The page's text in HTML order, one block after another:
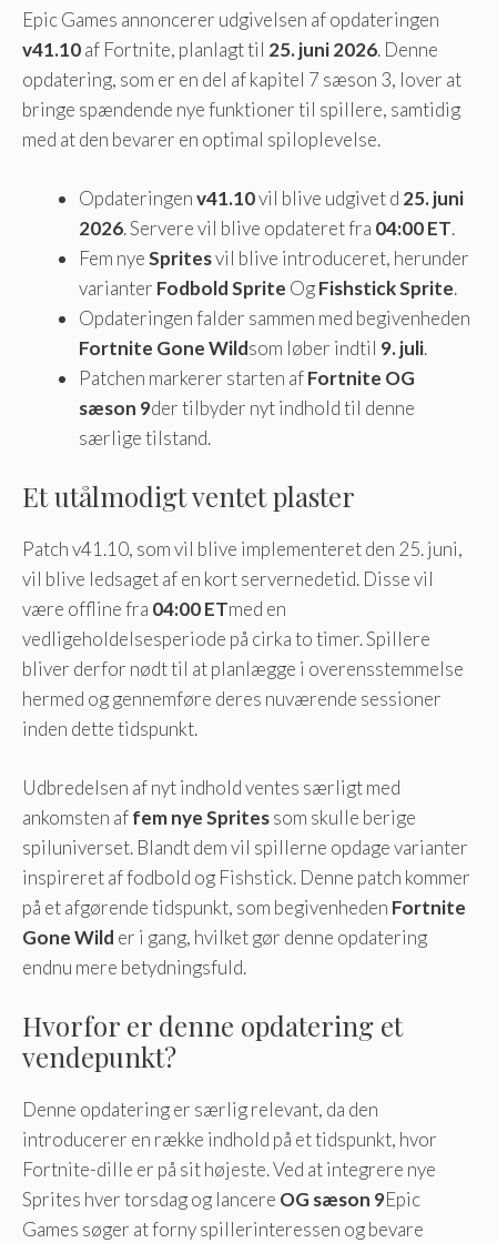
Epic Games annoncerer udgivelsen af ​​opdateringen
v41.10af Fortnite, planlagt til 25. juni 2026. Denne
opdatering, som er en del af kapitel 7 sæson 3, lover at
bringe spændende nye funktioner til spillere, samtidig
med at den bevarer en optimal spiloplevelse.
Opdateringenv41.10vil blive udgivet d 25. juni
2026. Servere vil blive opdateret fra 04:00 ET.
Fem nyeSpritesvil blive introduceret, herunder
varianter Fodbold Sprite OgFishstick Sprite.
Opdateringen falder sammen med begivenheden
Fortnite Gone Wildsom løber indtil 9. juli.
Patchen markerer starten afFortnite OG
sæson 9der tilbyder nyt indhold til denne
særlige tilstand.
Et utålmodigt ventet plaster
Patch v41.10, som vil blive implementeret den 25. juni,
vil blive ledsaget af en kort servernedetid. Disse vil
være offline fra 04:00 ETmed en
vedligeholdelsesperiode på cirka to timer. Spillere
bliver derfor nødt til at planlægge i overensstemmelse
hermed og gennemføre deres nuværende sessioner
inden dette tidspunkt.
Udbredelsen af ​​nyt indhold ventes særligt med
ankomsten affem nye Spritessom skulle berige
spiluniverset. Blandt dem vil spillerne opdage varianter
inspireret af fodbold og Fishstick. Denne patch kommer
på et afgørende tidspunkt, som begivenheden Fortnite
Gone Wild er i gang, hvilket gør denne opdatering
endnu mere betydningsfuld.
Hvorfor er denne opdatering et
vendepunkt?
Denne opdatering er særlig relevant, da den
introducerer en række indhold på et tidspunkt, hvor
Fortnite-dille er på sit højeste. Ved at integrere nye
Sprites hver torsdag og lancere OG sæson 9Epic
Games søger at forny spillerinteressen og bevare